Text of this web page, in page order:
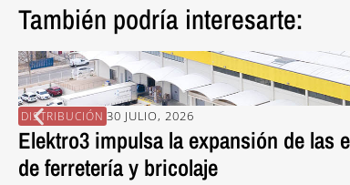
También podría interesarte:
DISTRIBUCIÓN 30 JULIO, 2026
Elektro3 impulsa la expansión de
de ferretería y bricolaje